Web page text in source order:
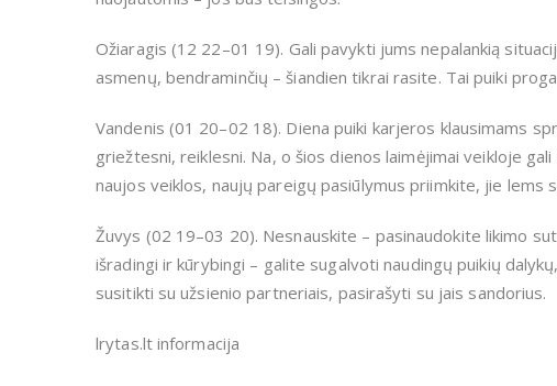
Ožiaragis (12 22–01 19). Gali pavykti jums nepalankią
asmenų, bendraminčių – šiandien tikrai rasite. Tai puiki
Vandenis (01 20–02 18). Diena puiki karjeros klausimams
griežtesni, reiklesni. Na, o šios dienos laimėjimai veikloje
naujos veiklos, naujų pareigų pasiūlymus priimkite, jie lems
Žuvys (02 19–03 20). Nesnauskite – pasinaudokite likimo
išradingi ir kūrybingi – galite sugalvoti naudingų puikių
susitikti su užsienio partneriais, pasirašyti su jais sandorius.
lrytas.lt informacija